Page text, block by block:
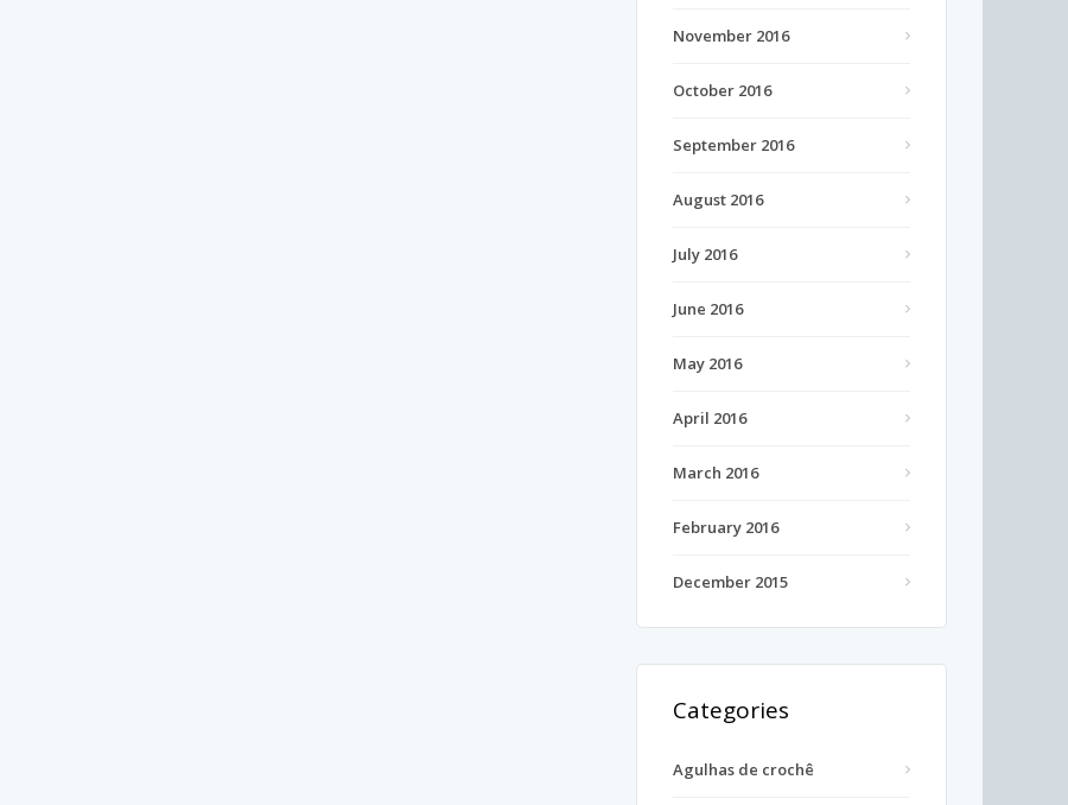
November 2016
October 2016
September 2016
August 2016
July 2016
June 2016
May 2016
April 2016
March 2016
February 2016
December 2015
Categories
Agulhas de crochê